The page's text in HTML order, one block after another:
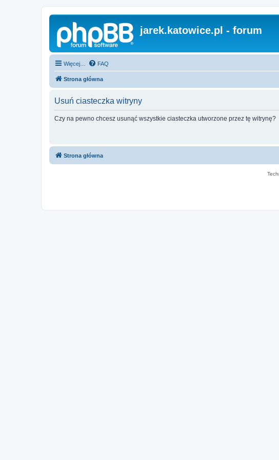
jarek.katowice.pl - forum
Więcej… FAQ
Strona główna
Usuń ciasteczka witryny
Czy na pewno chcesz usunąć wszystkie ciasteczka utworzone przez tę witrynę?
Strona główna